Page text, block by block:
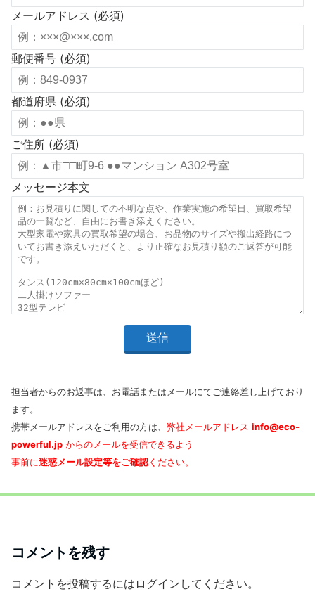
メールアドレス (必須)
郵便番号 (必須)
都道府県 (必須)
ご住所 (必須)
メッセージ本文
担当者からのお返事は、お電話またはメールにてご連絡差し上げており
ます。
携帯メールアドレスをご利用の方は、 弊社メールアドレス info@eco-
powerful.jp からのメールを受信できるよう
事前に迷惑メール設定等をご確認ください。
コメントを残す
コメントを投稿するには ログイン してください。